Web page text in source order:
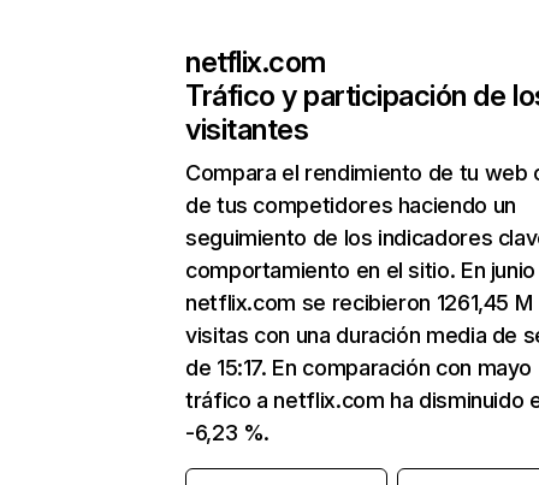
netflix.com
Tráfico y participación de
visitantes
Compara el rendimiento de tu web
de tus competidores haciendo un
seguimiento de los indicadores
comportamiento en el sitio. En junio
netflix.com se recibieron 1261,45 M
visitas con una duración media de
de 15:17. En comparación con mayo
tráfico a netflix.com ha disminuido
-6,23 %.